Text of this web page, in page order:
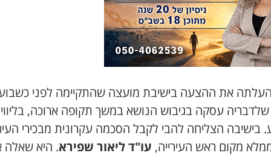
את ההצעה בישיבת מועצה שהתקיימה לפני
עסקה בגיבוש הנושא במשך תקופה ארוכה,
בישיבה הצליחה להבי לקבל הסכמה עקרונית מבכירי
מקום ראש העירייה, עו"ד ליאור שפירא. היא שאלה